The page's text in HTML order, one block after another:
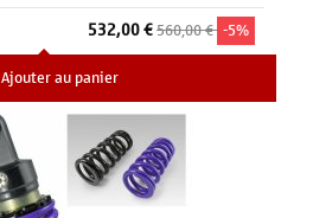
532,00 €560,00 € -5%
Ajouter au panier